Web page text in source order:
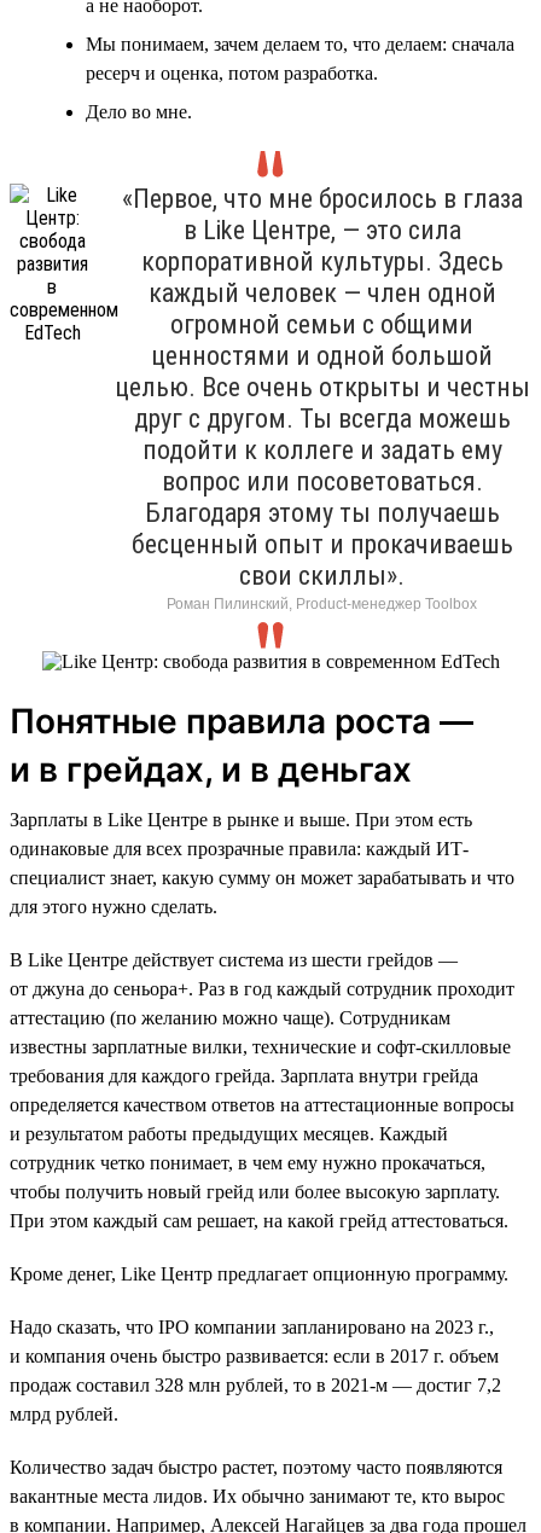
а не наоборот.
Мы понимаем, зачем делаем то, что делаем: сначала
ресерч и оценка, потом разработка.
Дело во мне.
«Первое, что мне бросилось в глаза
в Like Центре, — это сила
корпоративной культуры. Здесь
каждый человек — член одной
огромной семьи с общими
ценностями и одной большой
целью. Все очень открыты и честны
друг с другом. Ты всегда можешь
подойти к коллеге и задать ему
вопрос или посоветоваться.
Благодаря этому ты получаешь
бесценный опыт и прокачиваешь
свои скиллы».
Роман Пилинский, Product-менеджер Toolbox
Понятные правила роста —
и в грейдах, и в деньгах
Зарплаты в Like Центре в рынке и выше. При этом есть
одинаковые для всех прозрачные правила: каждый ИТ-
специалист знает, какую сумму он может зарабатывать и что
для этого нужно сделать.
В Like Центре действует система из шести грейдов —
от джуна до сеньора+. Раз в год каждый сотрудник проходит
аттестацию (по желанию можно чаще). Сотрудникам
известны зарплатные вилки, технические и софт-скилловые
требования для каждого грейда. Зарплата внутри грейда
определяется качеством ответов на аттестационные вопросы
и результатом работы предыдущих месяцев. Каждый
сотрудник четко понимает, в чем ему нужно прокачаться,
чтобы получить новый грейд или более высокую зарплату.
При этом каждый сам решает, на какой грейд аттестоваться.
Кроме денег, Like Центр предлагает опционную программу.
Надо сказать, что IPO компании запланировано на 2023 г.,
и компания очень быстро развивается: если в 2017 г. объем
продаж составил 328 млн рублей, то в 2021-м — достиг 7,2
млрд рублей.
Количество задач быстро растет, поэтому часто появляются
вакантные места лидов. Их обычно занимают те, кто вырос
в компании. Например, Алексей Нагайцев за два года прошел